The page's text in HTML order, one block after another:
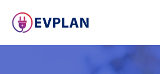
naar